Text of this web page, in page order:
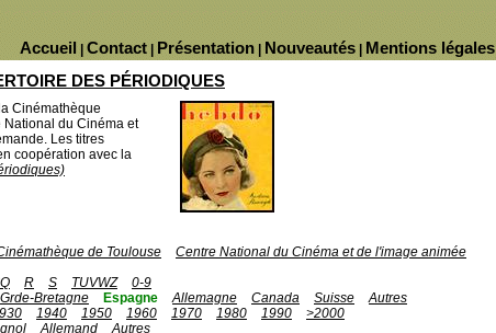
Mentions légales
Nouveautés
Présentation
Contact
Accueil
DES PÉRIODIQUES
Cinémathèque
National du Cinéma et
Les titres
coopération avec la
de Toulouse
Centre National du Cinéma et de l'image animée
R S TUVWZ
0-9
Grde-Bretagne Espagne Allemagne Canada Suisse
Autres
1940 1950 1960 1970 1980 1990
>2000
Allemand
Autres